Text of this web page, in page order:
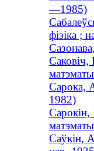
—1985)
фізіка ;
Саковіч,
Сарока,
1982)
Сарокін,
Саўкін,